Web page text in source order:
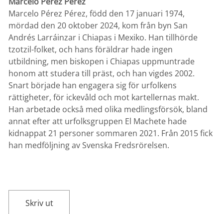
Marcelo Pérez Pérez, född den 17 januari 1974,
mördad den 20 oktober 2024, kom från byn San
Andrés Larráinzar i Chiapas i Mexiko. Han tillhörde
tzotzil-folket, och hans föräldrar hade ingen
utbildning, men biskopen i Chiapas uppmuntrade
honom att studera till präst, och han vigdes 2002.
Snart började han engagera sig för urfolkens
rättigheter, för ickevåld och mot kartellernas makt.
Han arbetade också med olika medlingsförsök, bland
annat efter att urfolksgruppen El Machete hade
kidnappat 21 personer sommaren 2021. Från 2015 fick
han medföljning av Svenska Fredsrörelsen.
Skriv ut